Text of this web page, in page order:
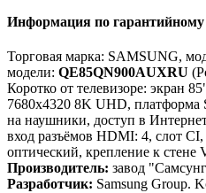
Информация по гарантийному
Торговая марка: SAMSUNG,
модели: QE85QN900AUXRU
Коротко от телевизоре: экран
7680x4320 8K UHD, платформа
на наушники, доступ в
вход разъёмов HDMI: 4, слот
оптический, крепление к
Производитель: завод
Разработчик: Samsung Group.